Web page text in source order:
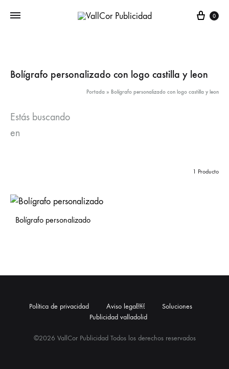
Carro
0
Bolígrafo personalizado con logo castilla y leon
Portada » Bolígrafo personalizado con logo castilla y leon
Estás buscando
en
1 Producto
Bolígrafo personalizado
©2026 VallCor Publicidad Todos los derechos reservados
Política de privacidad Aviso legal￼
Soluciones
Publicidad valladolid